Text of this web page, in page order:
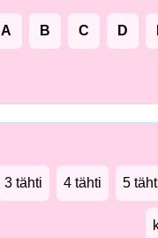
A B C D
3 tähti 4 tähti 5